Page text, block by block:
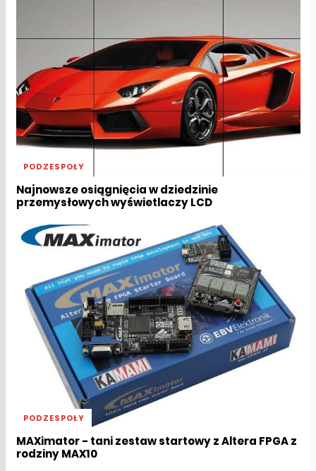
PODZESPOŁY
Najnowsze osiągnięcia w dziedzinie
przemysłowych wyświetlaczy LCD
PODZESPOŁY
MAXimator - tani zestaw startowy z Altera FPGA z
rodziny MAX10